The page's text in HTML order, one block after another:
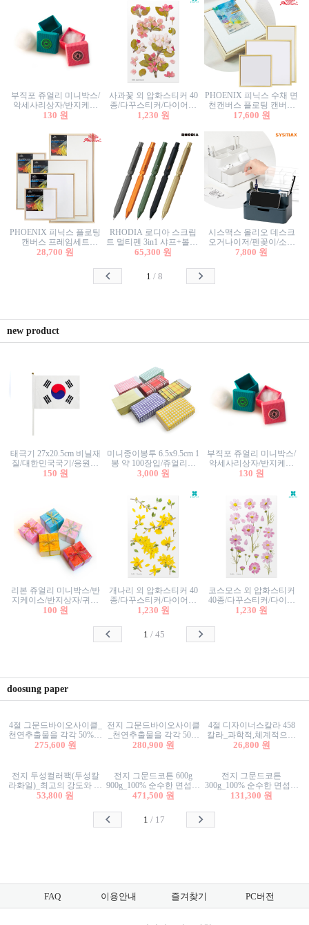
부직포 쥬얼리 미니박스/
악세사리상자/반지케이
스/반지상자/귀걸이상자/
130 원
사과꽃 외 압화스티커 40
종/다꾸스티커/다이어리
꾸미기/꽃스티커/자연물
1,230 원
PHOENIX 피닉스 수채 면
천캔버스 플로팅 캔버스
프레임세트 30x30cm/액자
17,600 원
PHOENIX 피닉스 플로팅
캔버스 프레임세트
50x50cm/액자캔버스/인테
28,700 원
RHODIA 로디아 스크립
트 멀티펜 3in1 샤프+볼펜/
무광택 알루미늄 육각배
65,300 원
시스맥스 올리오 데스크
오거나이저/펜꽂이/소품
꽂이/소품함/정리함/수납
7,800 원
1 / 8
new product
태극기 27x20.5cm 비닐재
질/대한민국국기/응원깃
발/행사깃발
150 원
미니종이봉투 6.5x9.5cm 1
봉 약 100장입/쥬얼리봉
투/증명사진봉투/악세사
3,000 원
부직포 쥬얼리 미니박스/
악세사리상자/반지케이
스/반지상자/귀걸이상자/
130 원
리본 쥬얼리 미니박스/반
지케이스/반지상자/귀걸
이상자/귀걸이박스/악세
100 원
개나리 외 압화스티커 40
종/다꾸스티커/다이어리
꾸미기/꽃스티커/자연물
1,230 원
코스모스 외 압화스티커
40종/다꾸스티커/다이어
리꾸미기/꽃스티커/자연
1,230 원
1 /45
doosung paper
4절 그문드바이오사이클_
천연추출물을 각각 50%이
상 함유한 친환경그래픽
275,600 원
전지 그문드바이오사이클
_천연추출물을 각각 50%
이상 함유한 친환경그래
280,900 원
4절 디자이너스칼라 458
칼라_과학적,체계적으로
분류된 200색을 갖춘 색지
26,800 원
전지 두성컬러팩(두성칼
라화일)_최고의 강도와 평
활성을 지닌 다양한 컬러
53,800 원
전지 그문드코튼 600g
900g_100% 순수한 면섬유
로 만든 친환경프리미엄
471,500 원
전지 그문드코튼
300g_100% 순수한 면섬유
로 만든 친환경프리미엄
131,300 원
1 / 17
FAQ 이용안내 즐겨찾기 PC버전